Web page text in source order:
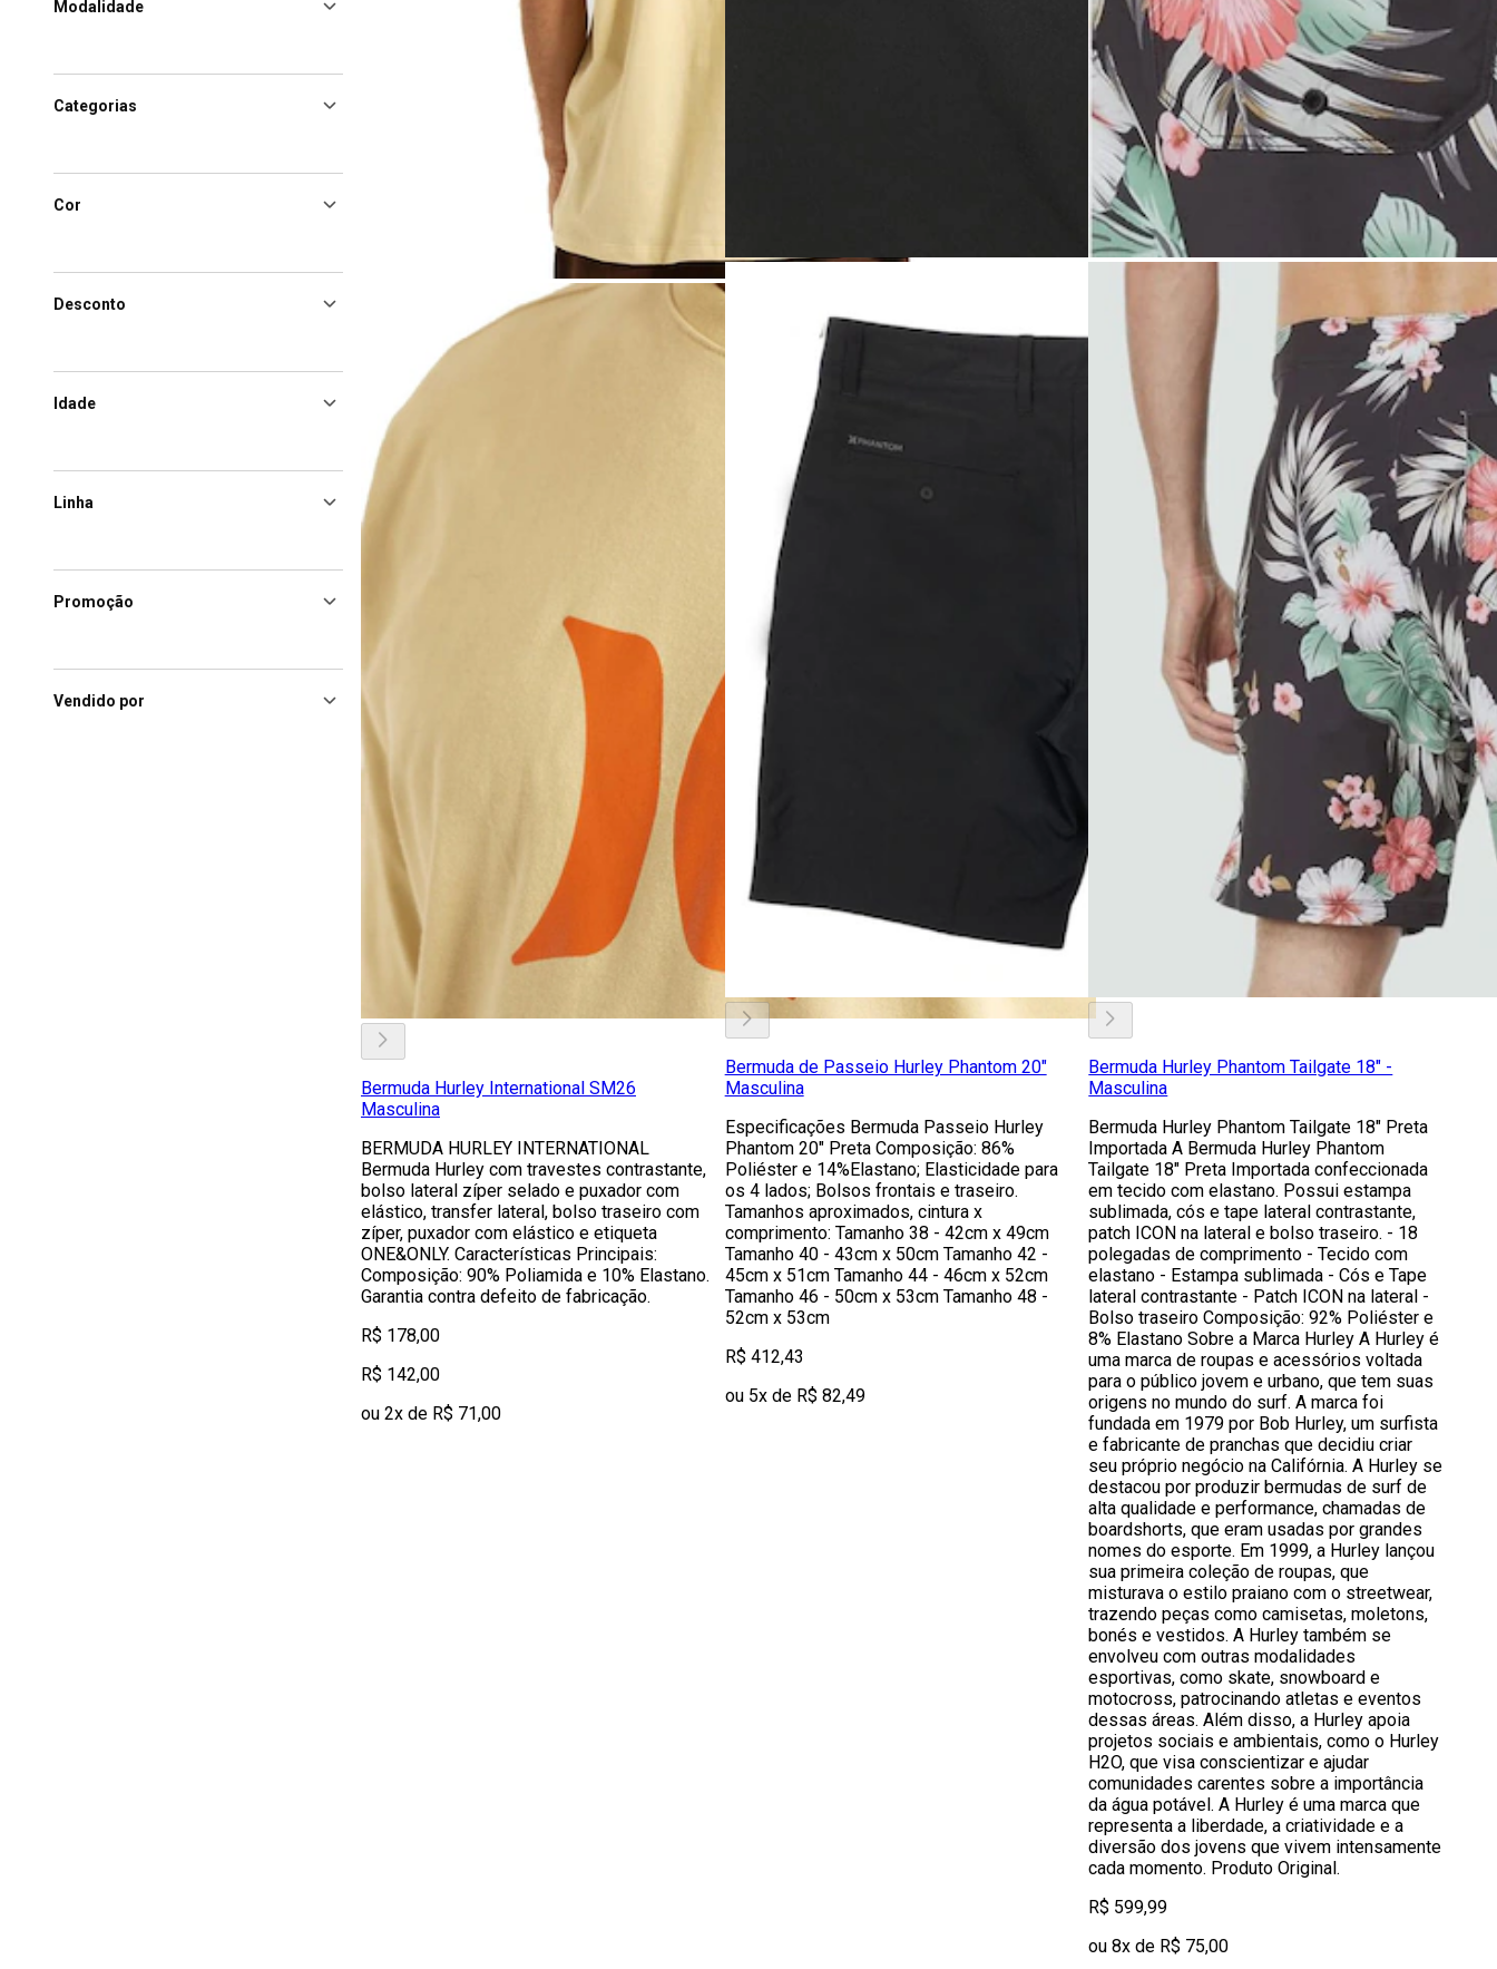
Modalidade
Categorias
Cor
Desconto
Idade
Linha
Promoção
Vendido por
Bermuda Hurley International SM26
Masculina
BERMUDA HURLEY INTERNATIONAL
Bermuda Hurley com travestes contrastante,
bolso lateral zíper selado e puxador com
elástico, transfer lateral, bolso traseiro com
zíper, puxador com elástico e etiqueta
ONE&ONLY. Características Principais:
Composição: 90% Poliamida e 10% Elastano.
Garantia contra defeito de fabricação.
R$ 178,00
R$ 142,00
ou 2x de R$ 71,00
Bermuda de Passeio Hurley Phantom 20"
Masculina
Especificações Bermuda Passeio Hurley
Phantom 20" Preta Composição: 86%
Poliéster e 14%Elastano; Elasticidade para
os 4 lados; Bolsos frontais e traseiro.
Tamanhos aproximados, cintura x
comprimento: Tamanho 38 - 42cm x 49cm
Tamanho 40 - 43cm x 50cm Tamanho 42 -
45cm x 51cm Tamanho 44 - 46cm x 52cm
Tamanho 46 - 50cm x 53cm Tamanho 48 -
52cm x 53cm
R$ 412,43
ou 5x de R$ 82,49
Bermuda Hurley Phantom Tailgate 18" -
Masculina
Bermuda Hurley Phantom Tailgate 18" Preta
Importada A Bermuda Hurley Phantom
Tailgate 18" Preta Importada confeccionada
em tecido com elastano. Possui estampa
sublimada, cós e tape lateral contrastante,
patch ICON na lateral e bolso traseiro. - 18
polegadas de comprimento - Tecido com
elastano - Estampa sublimada - Cós e Tape
lateral contrastante - Patch ICON na lateral -
Bolso traseiro Composição: 92% Poliéster e
8% Elastano Sobre a Marca Hurley A Hurley é
uma marca de roupas e acessórios voltada
para o público jovem e urbano, que tem suas
origens no mundo do surf. A marca foi
fundada em 1979 por Bob Hurley, um surfista
e fabricante de pranchas que decidiu criar
seu próprio negócio na Califórnia. A Hurley se
destacou por produzir bermudas de surf de
alta qualidade e performance, chamadas de
boardshorts, que eram usadas por grandes
nomes do esporte. Em 1999, a Hurley lançou
sua primeira coleção de roupas, que
misturava o estilo praiano com o streetwear,
trazendo peças como camisetas, moletons,
bonés e vestidos. A Hurley também se
envolveu com outras modalidades
esportivas, como skate, snowboard e
motocross, patrocinando atletas e eventos
dessas áreas. Além disso, a Hurley apoia
projetos sociais e ambientais, como o Hurley
H2O, que visa conscientizar e ajudar
comunidades carentes sobre a importância
da água potável. A Hurley é uma marca que
representa a liberdade, a criatividade e a
diversão dos jovens que vivem intensamente
cada momento. Produto Original.
R$ 599,99
ou 8x de R$ 75,00